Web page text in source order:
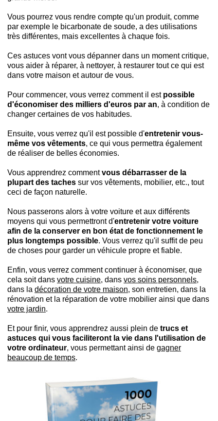
Vous pourrez vous rendre compte qu'un produit, comme
par exemple le bicarbonate de soude, a des utilisations
très différentes, mais excellentes à chaque fois.
Ces astuces vont vous dépanner dans un moment critique,
vous aider à réparer, à nettoyer, à restaurer tout ce qui est
dans votre maison et autour de vous.
Pour commencer, vous verrez comment il est possible
d'économiser des milliers d'euros par an, à condition de
changer certaines de vos habitudes.
Ensuite, vous verrez qu'il est possible d'entretenir vous-
même vos vêtements, ce qui vous permettra également
de réaliser de belles économies.
Vous apprendrez commentvous débarrasser de la
plupart des taches sur vos vêtements, mobilier, etc., tout
ceci de façon naturelle.
Nous passerons alors à votre voiture et aux différents
moyens qui vous permettront d'entretenir votre voiture
afin de la conserver en bon état de fonctionnement le
plus longtemps possible. Vous verrez qu'il suffit de peu
de choses pour garder un véhicule propre et fiable.
Enfin, vous verrez comment continuer à économiser, que
cela soit dans votre cuisine, dans vos soins personnels,
dans la décoration de votre maison, son entretien, dans la
rénovation et la réparation de votre mobilier ainsi que dans
votre jardin.
Et pour finir, vous apprendrez aussi plein de trucs et
astuces qui vous faciliteront la vie dans l'utilisation de
votre ordinateur, vous permettant ainsi de gagner
beaucoup de temps.